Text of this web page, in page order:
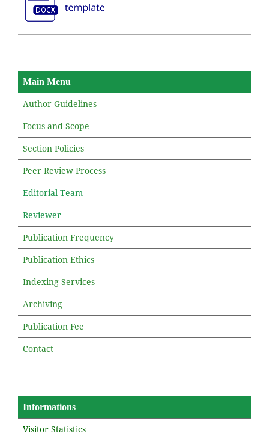
Main Menu
Author Guidelines
Focus and Scope
Section Policies
Peer Review Process
Editorial Team
Reviewer
Publication Frequency
Publication Ethics
Indexing Services
Archiving
Publication Fee
Contact
Informations
Visitor Statistics